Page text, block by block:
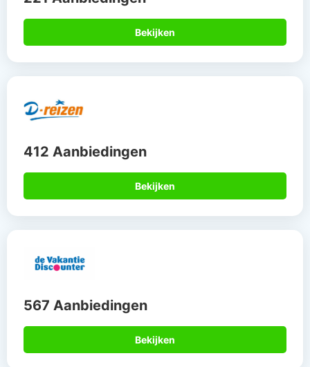
Bekijken
412 Aanbiedingen
Bekijken
567 Aanbiedingen
Bekijken